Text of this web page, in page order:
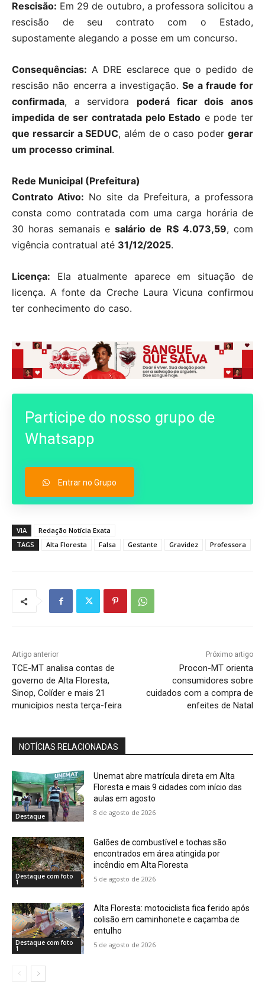
Rescisão: Em 29 de outubro, a professora solicitou a
rescisão de seu contrato com o Estado,
supostamente alegando a posse em um concurso.
Consequências: A DRE esclarece que o pedido de
rescisão não encerra a investigação.Se a fraude for
confirmada, a servidora poderá ficar dois anos
impedida de ser contratada pelo Estado e pode ter
que ressarcir a SEDUC, além de o caso podergerar
um processo criminal.
Rede Municipal (Prefeitura)
Contrato Ativo: No site da Prefeitura, a professora
consta como contratada com uma carga horária de
30 horas semanais e salário de R$ 4.073,59, com
vigência contratual até 31/12/2025.
Licença: Ela atualmente aparece em situação de
licença. A fonte da Creche Laura Vicuna confirmou
ter conhecimento do caso.
Participe do nosso grupo de
Whatsapp
Entrar no Grupo
VIA
Redação Notícia Exata
TAGS
Alta Floresta Falsa Gestante Gravidez Professora
Artigo anterior
TCE-MT analisa contas de
governo de Alta Floresta,
Sinop, Colíder e mais 21
municípios nesta terça-feira
Próximo artigo
Procon-MT orienta
consumidores sobre
cuidados com a compra de
enfeites de Natal
NOTÍCIAS RELACIONADAS
Destaque
Unemat abre matrícula direta em Alta
Floresta e mais 9 cidades com início das
aulas em agosto
8 de agosto de 2026
Destaque com foto
1
Galões de combustível e tochas são
encontrados em área atingida por
incêndio em Alta Floresta
5 de agosto de 2026
Destaque com foto
1
Alta Floresta: motociclista fica ferido após
colisão em caminhonete e caçamba de
entulho
5 de agosto de 2026